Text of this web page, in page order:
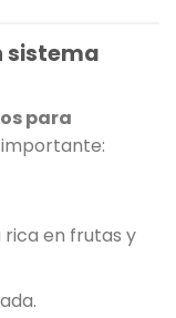
sistema
para
importante:
en frutas y